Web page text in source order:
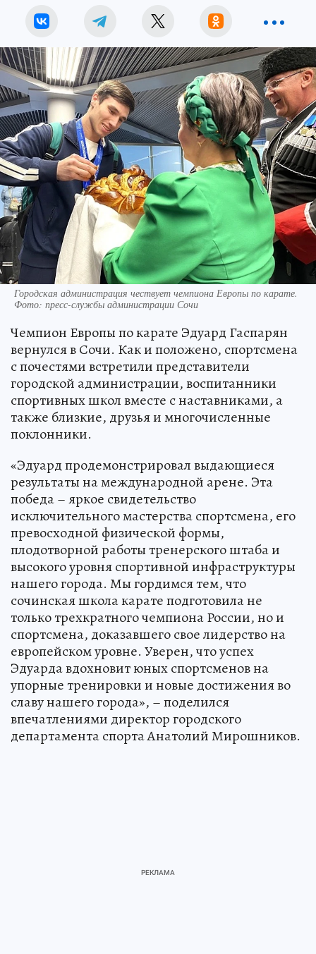
Городская администрация чествует чемпиона Европы по карате.
Фото: пресс-службы администрации Сочи
Чемпион Европы по карате Эдуард Гаспарян
вернулся в Сочи. Как и положено, спортсмена
с почестями встретили представители
городской администрации, воспитанники
спортивных школ вместе с наставниками, а
также близкие, друзья и многочисленные
поклонники.
«Эдуард продемонстрировал выдающиеся
результаты на международной арене. Эта
победа – яркое свидетельство
исключительного мастерства спортсмена, его
превосходной физической формы,
плодотворной работы тренерского штаба и
высокого уровня спортивной инфраструктуры
нашего города. Мы гордимся тем, что
сочинская школа карате подготовила не
только трехкратного чемпиона России, но и
спортсмена, доказавшего свое лидерство на
европейском уровне. Уверен, что успех
Эдуарда вдохновит юных спортсменов на
упорные тренировки и новые достижения во
славу нашего города», – поделился
впечатлениями директор городского
департамента спорта Анатолий Мирошников.